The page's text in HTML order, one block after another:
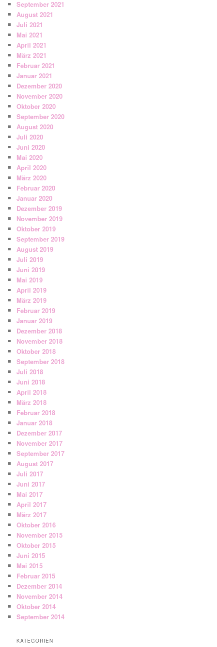
September 2021
August 2021
Juli 2021
Mai 2021
April 2021
März 2021
Februar 2021
Januar 2021
Dezember 2020
November 2020
Oktober 2020
September 2020
August 2020
Juli 2020
Juni 2020
Mai 2020
April 2020
März 2020
Februar 2020
Januar 2020
Dezember 2019
November 2019
Oktober 2019
September 2019
August 2019
Juli 2019
Juni 2019
Mai 2019
April 2019
März 2019
Februar 2019
Januar 2019
Dezember 2018
November 2018
Oktober 2018
September 2018
Juli 2018
Juni 2018
April 2018
März 2018
Februar 2018
Januar 2018
Dezember 2017
November 2017
September 2017
August 2017
Juli 2017
Juni 2017
Mai 2017
April 2017
März 2017
Oktober 2016
November 2015
Oktober 2015
Juni 2015
Mai 2015
Februar 2015
Dezember 2014
November 2014
Oktober 2014
September 2014
KATEGORIEN